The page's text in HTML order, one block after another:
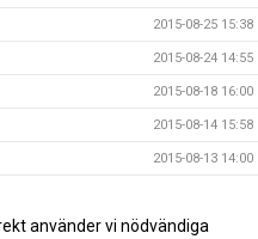
2015-08-25 15:38
2015-08-24 14:55
2015-08-18 16:00
2015-08-14 15:58
2015-08-13 14:00
2015-08-04 09:07
använder vi nödvändiga